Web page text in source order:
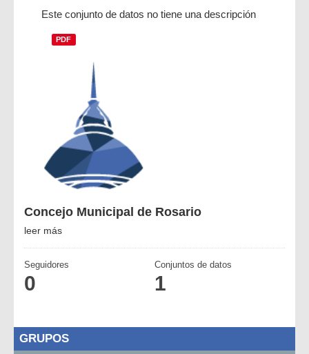
Este conjunto de datos no tiene una descripción
PDF
Concejo Municipal de Rosario
leer más
Seguidores
0
Conjuntos de datos
1
GRUPOS